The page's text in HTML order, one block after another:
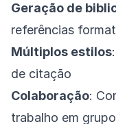
Geração de
referências
Múltiplos estilos
de citação
Colaboração:
trabalho em grupo